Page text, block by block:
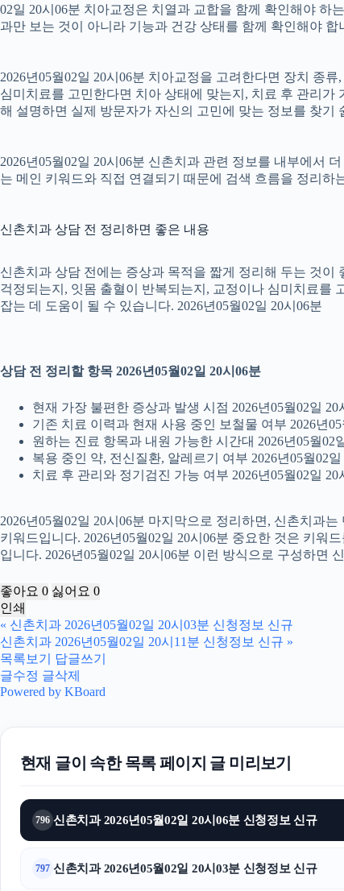
02일 20시06분 치아교정은 치열과 교합을 함께 확인해야 하
과만 보는 것이 아니라 기능과 건강 상태를 함께 확인해야 합
2026년05월02일 20시06분 치아교정을 고려한다면 장치 종
심미치료를 고민한다면 치아 상태에 맞는지, 치료 후 관리가
해 설명하면 실제 방문자가 자신의 고민에 맞는 정보를 찾기
2026년05월02일 20시06분 신촌치과 관련 정보를 내부에서
는 메인 키워드와 직접 연결되기 때문에 검색 흐름을 정리하
신촌치과 상담 전 정리하면 좋은 내용
신촌치과 상담 전에는 증상과 목적을 짧게 정리해 두는 것이
걱정되는지, 잇몸 출혈이 반복되는지, 교정이나 심미치료를
잡는 데 도움이 될 수 있습니다. 2026년05월02일 20시06분
상담 전 정리할 항목 2026년05월02일 20시06분
현재 가장 불편한 증상과 발생 시점 2026년05월02일 20
기존 치료 이력과 현재 사용 중인 보철물 여부 2026년05
원하는 진료 항목과 내원 가능한 시간대 2026년05월02
복용 중인 약, 전신질환, 알레르기 여부 2026년05월02일
치료 후 관리와 정기검진 가능 여부 2026년05월02일 20
2026년05월02일 20시06분 마지막으로 정리하면, 신촌치과
키워드입니다. 2026년05월02일 20시06분 중요한 것은 키
입니다. 2026년05월02일 20시06분 이런 방식으로 구성하면
좋아요 0 싫어요 0
인쇄
« 신촌치과 2026년05월02일 20시03분 신청정보 신규
신촌치과 2026년05월02일 20시11분 신청정보 신규 »
목록보기
답글쓰기
글수정 글삭제
Powered by KBoard
현재 글이 속한 목록 페이지 글 미리보기
796 신촌치과 2026년05월02일 20시06분 신청정보 신규
797 신촌치과 2026년05월02일 20시03분 신청정보 신규